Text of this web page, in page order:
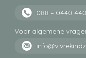
088 – 0440 440
Voor algemene